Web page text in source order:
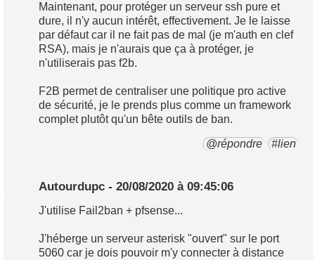
Maintenant, pour protéger un serveur ssh pure et
dure, il n'y aucun intérêt, effectivement. Je le laisse
par défaut car il ne fait pas de mal (je m'auth en clef
RSA), mais je n'aurais que ça à protéger, je
n'utiliserais pas f2b.
F2B permet de centraliser une politique pro active
de sécurité, je le prends plus comme un framework
complet plutôt qu'un bête outils de ban.
@répondre #lien
Autourdupc - 20/08/2020 à 09:45:06
J'utilise Fail2ban + pfsense...
J'héberge un serveur asterisk "ouvert" sur le port
5060 car je dois pouvoir m'y connecter à distance